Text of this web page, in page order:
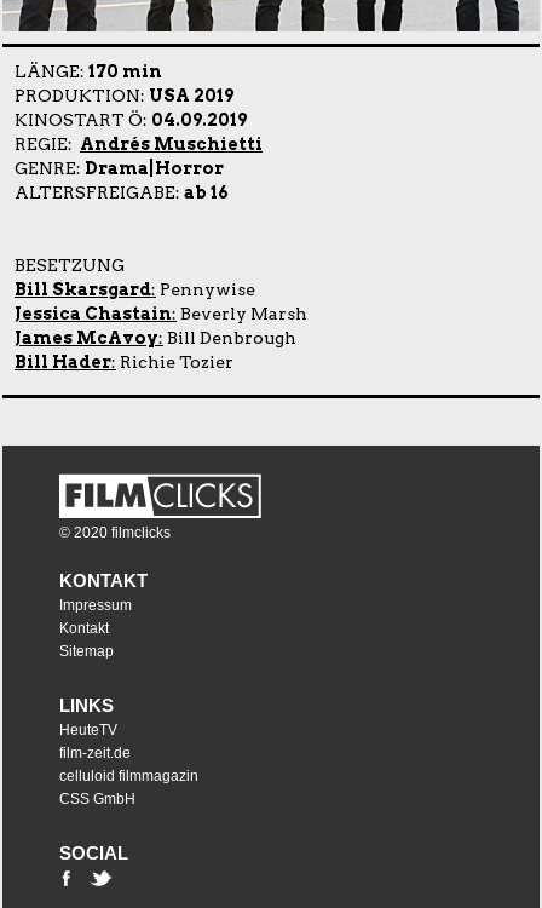
LÄNGE: 170 min
PRODUKTION: USA 2019
KINOSTART Ö: 04.09.2019
REGIE: Andrés Muschietti
GENRE: Drama|Horror
ALTERSFREIGABE: ab 16
BESETZUNG
Bill Skarsgard: Pennywise
Jessica Chastain: Beverly Marsh
James McAvoy: Bill Denbrough
Bill Hader: Richie Tozier
© 2020 filmclicks
KONTAKT
Impressum
Kontakt
Sitemap
LINKS
HeuteTV
film-zeit.de
celluloid filmmagazin
CSS GmbH
SOCIAL